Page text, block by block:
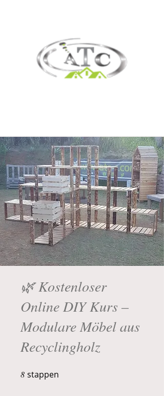
🌿 Kostenloser
Online DIY Kurs –
Modulare Möbel aus
Recyclingholz
8 stappen